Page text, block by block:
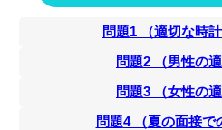
問題1 （適切な時
問題2 （男性の
問題3 （女性の
問題4（夏の面接で